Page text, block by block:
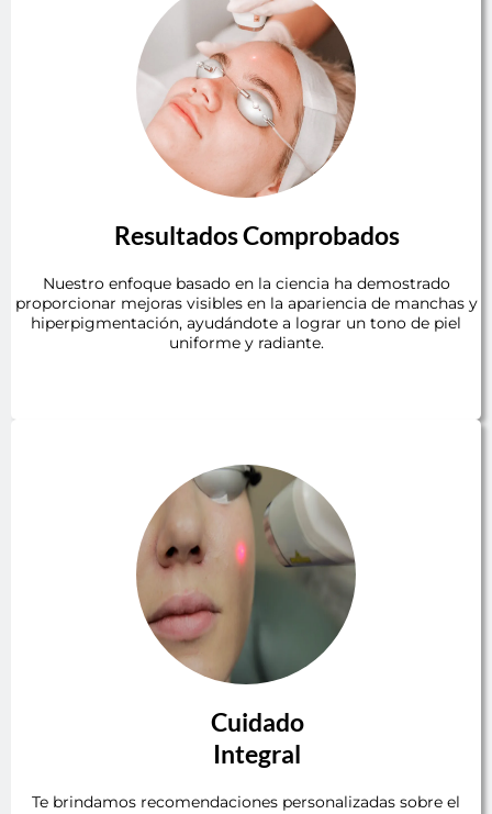
Resultados Comprobados
Nuestro enfoque basado en la ciencia ha demostrado
proporcionar mejoras visibles en la apariencia de manchas y
hiperpigmentación, ayudándote a lograr un tono de piel
uniforme y radiante.
Cuidado
Integral
Te brindamos recomendaciones personalizadas sobre el